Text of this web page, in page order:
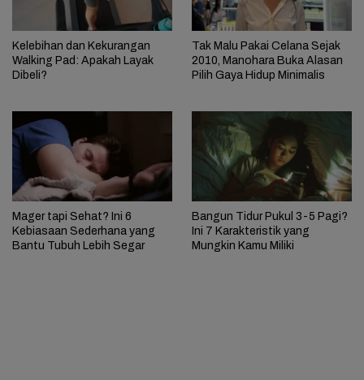
Kelebihan dan Kekurangan
Walking Pad: Apakah Layak
Dibeli?
Tak Malu Pakai Celana Sejak
2010, Manohara Buka Alasan
Pilih Gaya Hidup Minimalis
Mager tapi Sehat? Ini 6
Kebiasaan Sederhana yang
Bantu Tubuh Lebih Segar
Bangun Tidur Pukul 3-5 Pagi?
Ini 7 Karakteristik yang
Mungkin Kamu Miliki